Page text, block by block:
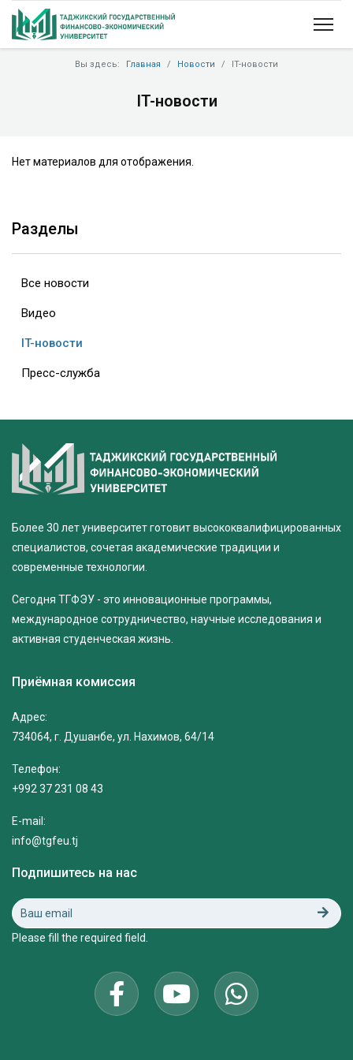
Вы здесь: Главная Новости IT-новости
IT-новости
Нет материалов для отображения.
Разделы
Все новости
Видео
IT-новости
Пресс-служба
Более 30 лет университет готовит высококвалифицированных
специалистов, сочетая академические традиции и
современные технологии.
Сегодня ТГФЭУ - это инновационные программы,
международное сотрудничество, научные исследования и
активная студенческая жизнь.
Приёмная комиссия
Адрес:
734064, г. Душанбе, ул. Нахимов, 64/14
Телефон:
+992 37 231 08 43
E-mail:
info@tgfeu.tj
Подпишитесь на нас
Please fill the required field.